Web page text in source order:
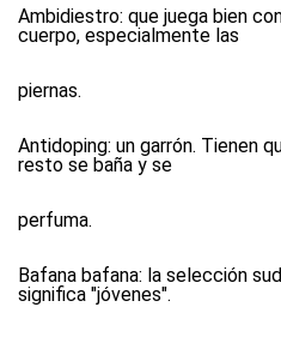
Ambidiestro: que juega bien
cuerpo, especialmente las
piernas.
Antidoping: un garrón. Tienen
resto se baña y se
perfuma.
Bafana bafana: la selección
significa "jóvenes".